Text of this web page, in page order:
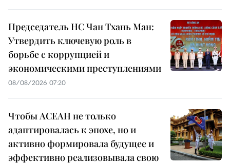
Председатель НС Чан Тхань Ман:
Утвердить ключевую роль в
борьбе с коррупцией и
экономическими преступлениями
08/08/2026 07:20
Чтобы АСЕАН не только
адаптировалась к эпохе, но и
активно формировала будущее и
эффективно реализовывала свою